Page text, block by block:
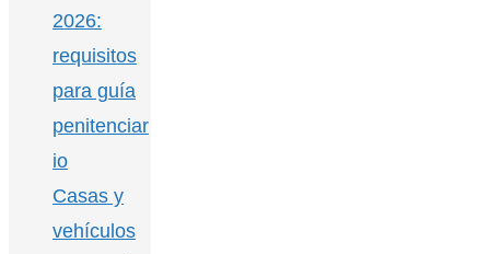
2026:
requisitos
para guía
penitenciar
io
Casas y
vehículos